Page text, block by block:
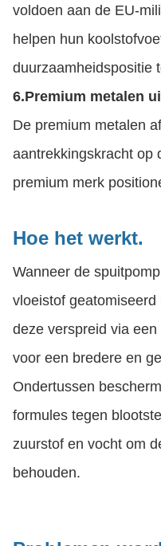
voldoen aan de EU-
helpen hun
duurzaamheidspositie
6.Premium metalen
De premium metalen
aantrekkingskracht op
premium merk
Hoe het werkt.
Wanneer de
vloeistof
deze verspreid via
voor een bredere en
Ondertussen
formules tegen
zuurstof en vocht om
behouden.